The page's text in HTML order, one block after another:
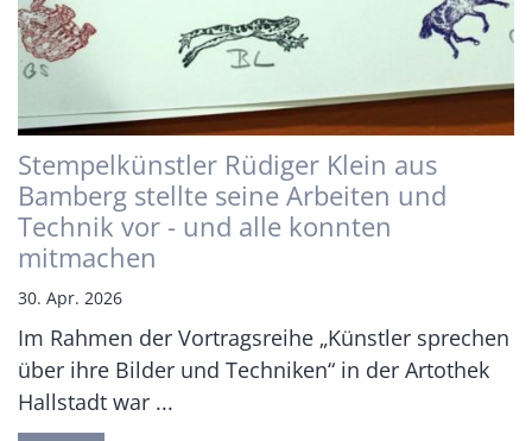
Stempelkünstler Rüdiger Klein aus
Bamberg stellte seine Arbeiten und
Technik vor - und alle konnten
mitmachen
30. Apr. 2026
Im Rahmen der Vortragsreihe „Künstler sprechen
über ihre Bilder und Techniken“ in der Artothek
Hallstadt war ...